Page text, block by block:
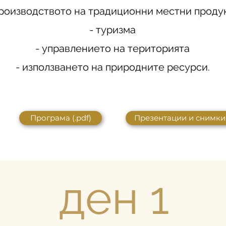
на традиционни местни
- туризма
- управлението на територията
- използването на природните ресурси.
Програма (.pdf) Презентации и снимки
ден 1